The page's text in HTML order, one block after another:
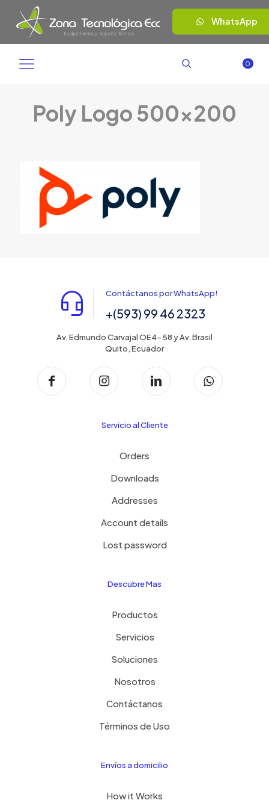
WhatsApp
0
Poly Logo 500×200
Contáctanos por WhatsApp!
+(593) 99 46 2323
Av. Edmundo Carvajal OE4- 58 y Av. Brasil
Quito, Ecuador
Servicio al Cliente
Orders
Downloads
Addresses
Account details
Lost password
Descubre Mas
Productos
Servicios
Soluciones
Nosotros
Contáctanos
Términos de Uso
Envíos a domicilio
How it Works